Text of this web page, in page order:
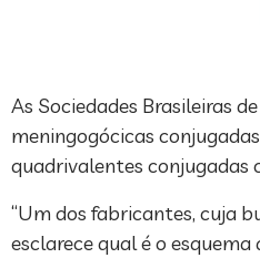
As Sociedades Brasileiras
meningogócicas
quadrivalentes conjugadas
“Um dos fabricantes, cuja
esclarece qual é o